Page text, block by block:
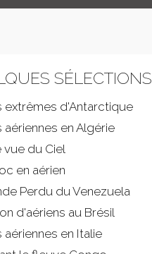
SÉLECTIONS
extrêmes d'Antarctique
aériennes en Algérie
vue du Ciel
en aérien
Perdu du Venezuela
d'aériens au Brésil
aériennes en Italie